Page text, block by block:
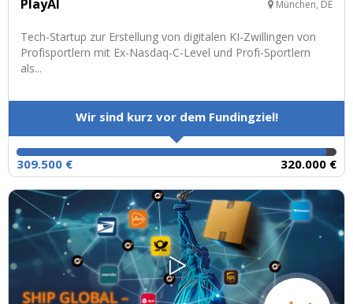
PlayAI München, DE
Tech-Startup zur Erstellung von digitalen KI-Zwillingen von
Profisportlern mit Ex-Nasdaq-C-Level und Profi-Sportlern
als...
Wir sind kurz vor dem Fundingziel!
309.500 € 320.000 €